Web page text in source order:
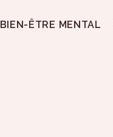
BIEN-ÊTRE MENTAL